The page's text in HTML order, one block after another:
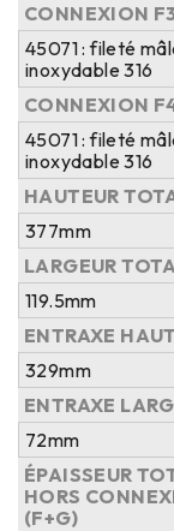
CONNEXION
45071 : fileté
inoxydable 316
CONNEXION
45071 : fileté
inoxydable 316
HAUTEUR
377mm
LARGEUR
119.5mm
ENTRAXE
329mm
ENTRAXE
72mm
ÉPAISSEUR
HORS
(F+G)